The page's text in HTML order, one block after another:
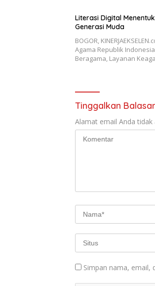
Literasi Digital
Generasi Muda
BOGOR,
Agama Republik
Beragama, Layanan
Tinggalkan
Alamat email Anda tidak
Simpan nama, email,